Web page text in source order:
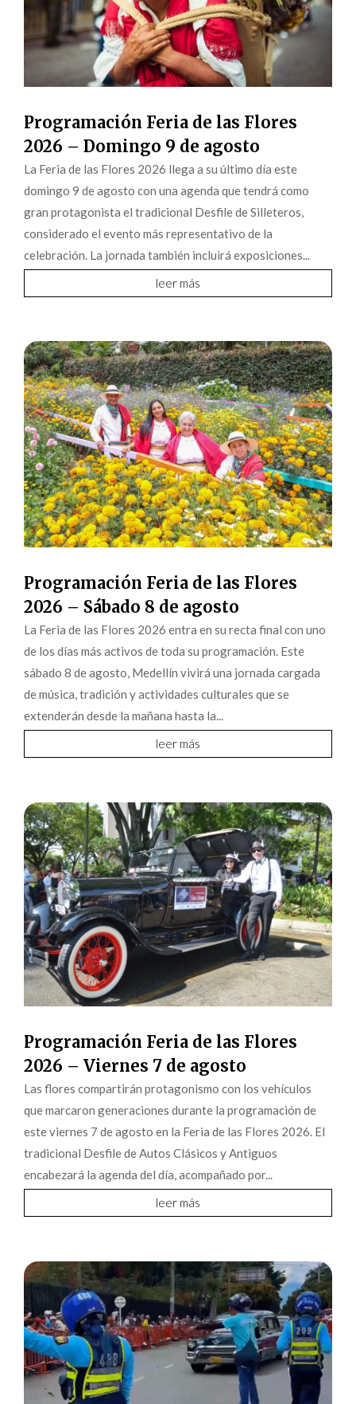
Programación Feria de las Flores
2026 – Domingo 9 de agosto
La Feria de las Flores 2026 llega a su último día este
domingo 9 de agosto con una agenda que tendrá como
gran protagonista el tradicional Desfile de Silleteros,
considerado el evento más representativo de la
celebración. La jornada también incluirá exposiciones...
leer más
Programación Feria de las Flores
2026 – Sábado 8 de agosto
La Feria de las Flores 2026 entra en su recta final con uno
de los días más activos de toda su programación. Este
sábado 8 de agosto, Medellín vivirá una jornada cargada
de música, tradición y actividades culturales que se
extenderán desde la mañana hasta la...
leer más
Programación Feria de las Flores
2026 – Viernes 7 de agosto
Las flores compartirán protagonismo con los vehículos
que marcaron generaciones durante la programación de
este viernes 7 de agosto en la Feria de las Flores 2026. El
tradicional Desfile de Autos Clásicos y Antiguos
encabezará la agenda del día, acompañado por...
leer más